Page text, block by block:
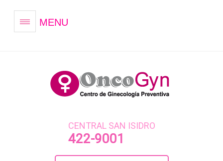
MENU
CENTRAL SAN ISIDRO
422-9001